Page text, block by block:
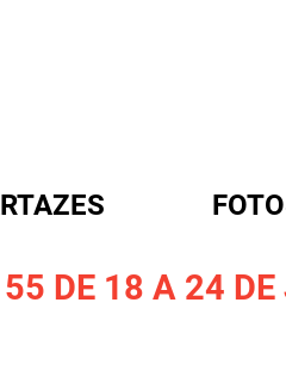
DE 18 A 24
DE BUSCA